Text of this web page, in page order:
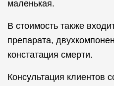
маленькая.
В стоимость также
препарата,
констатация смерти.
Консультация клиентов